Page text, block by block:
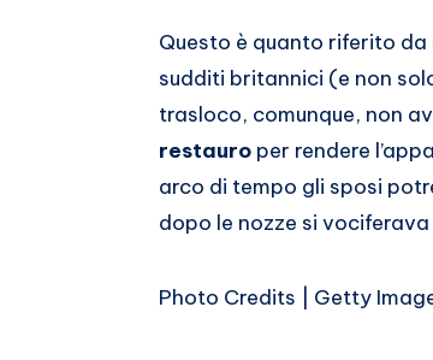
Questo è quanto riferito
sudditi britannici (e non
trasloco, comunque, non
restauro per rendere
arco di tempo gli sposi
dopo le nozze si
Photo Credits | Getty